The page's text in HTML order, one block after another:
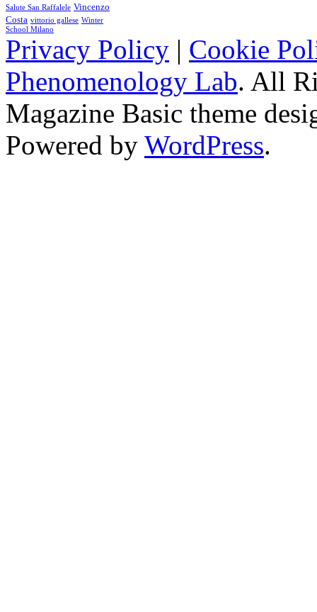
Salute San Raffalele Vincenzo
Costa vittorio gallese Winter
School Milano
Privacy Policy | Cookie
Phenomenology Lab. All
Magazine Basic theme
Powered by WordPress.